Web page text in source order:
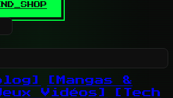
[Mangas &
Vidéos]
[Tech